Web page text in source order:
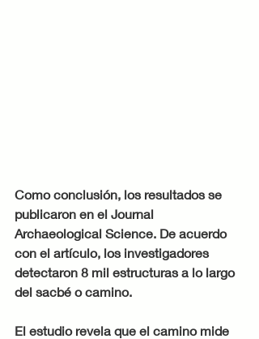
Como conclusión, los resultados se
publicaron en el Journal
Archaeological Science. De acuerdo
con el artículo, los investigadores
detectaron 8 mil estructuras a lo largo
del sacbé o camino.
El estudio revela que el camino mide